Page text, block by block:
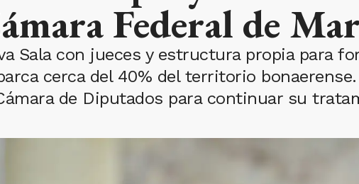
Federal de
Sala con jueces y estructura propia para
cerca del 40% del territorio
de Diputados para continuar su